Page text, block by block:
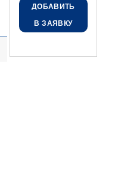
ДОБАВИТЬ
В ЗАЯВКУ